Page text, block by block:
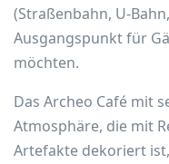
(Straßenbahn, U-
Ausgangspunkt für
möchten.
Das Archeo Café mit
Atmosphäre, die mit
Artefakte dekoriert